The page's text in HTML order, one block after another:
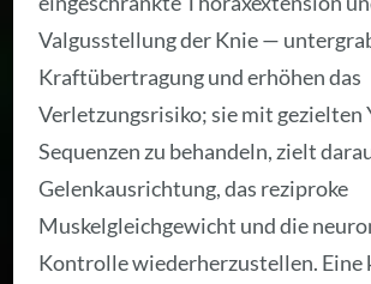
Valgusstellung der Knie —
Kraftübertragung und erhöhen das
Verletzungsrisiko; sie mit gezielten
Sequenzen zu behandeln, zielt
Gelenkausrichtung, das reziproke
Muskelgleichgewicht und die
Kontrolle wiederherzustellen. Eine